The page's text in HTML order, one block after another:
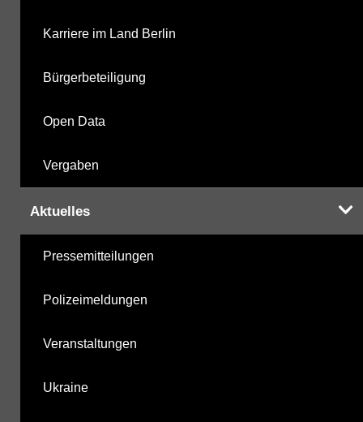
Karriere im Land Berlin
Bürgerbeteiligung
Open Data
Vergaben
Aktuelles
Pressemitteilungen
Polizeimeldungen
Veranstaltungen
Ukraine